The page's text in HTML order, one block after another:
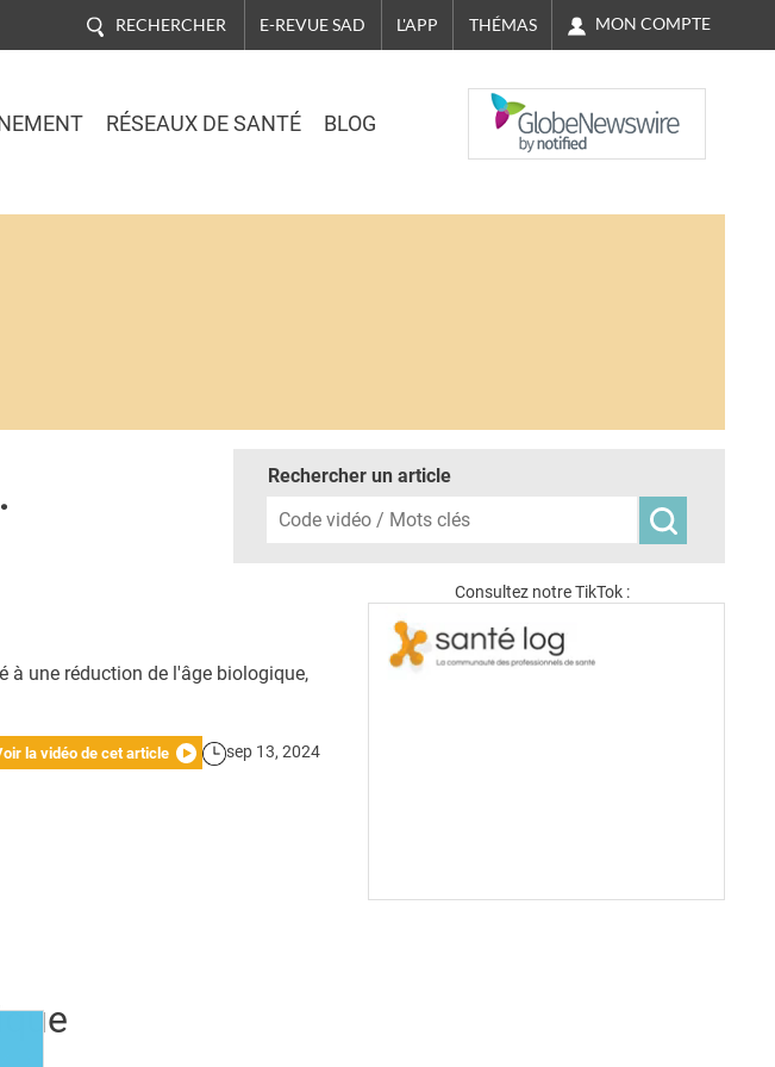
RECHERCHER E-REVUE SAD L'APP THÉMAS MON COMPTE
RÉSEAUX DE SANTÉ BLOG
NASDAQ
Rechercher un article
à une réduction de l'âge biologique,
la vidéo de cet article sep 13, 2024
Consultez notre TikTok :